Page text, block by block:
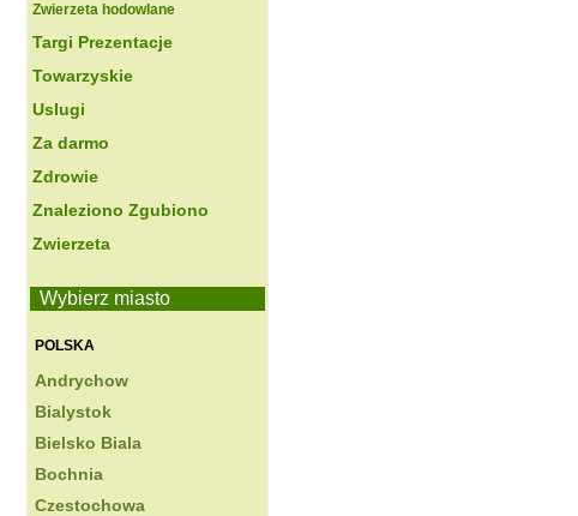
Zwierzeta hodowlane
Targi Prezentacje
Towarzyskie
Uslugi
Za darmo
Zdrowie
Znaleziono Zgubiono
Zwierzeta
Wybierz miasto
POLSKA
Andrychow
Bialystok
Bielsko Biala
Bochnia
Czestochowa